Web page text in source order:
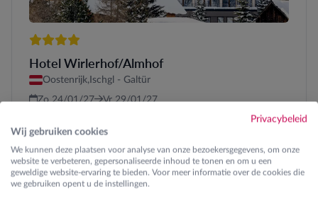
Privacybeleid
Wij gebruiken cookies
We kunnen deze plaatsen voor analyse van onze bezoekersgegevens, om onze
website te verbeteren, gepersonaliseerde inhoud te tonen en om u een
geweldige website-ervaring te bieden. Voor meer informatie over de cookies die
we gebruiken opent u de instellingen.
4 sterren
Hotel Wirlerhof/Almhof
Oostenrijk,Ischgl - Galtür
Zo 24/01/27
Vr 29/01/27
Skipas 4d Silvretta
Prijs vanaf € 2.220,00 (2 pers.)